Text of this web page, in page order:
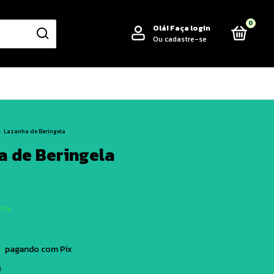
Olá!Faça login
Ou cadastre-se
0
Lazanha de Beringela
de Beringela
pagando com Pix